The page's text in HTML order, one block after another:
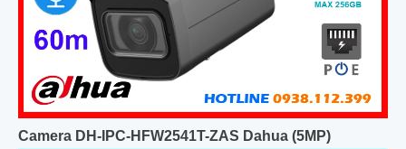
Camera DH-IPC-HFW2541T-ZAS Dahua (5MP)